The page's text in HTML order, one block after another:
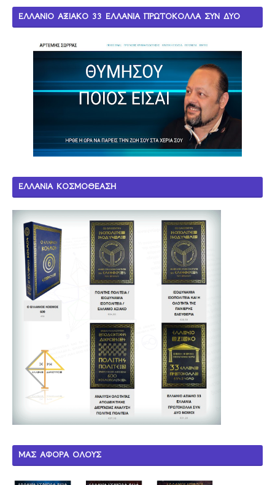
ΕΛΛΑΝΙΟ ΑΞΙΑΚΟ 33 ΕΛΛΑΝΙΑ ΠΡΩΤΟΚΟΛΛΑ ΣΥΝ ΔΥΟ
ΕΛΛΑΝΙΑ ΚΟΣΜΟΘΕΑΣΗ
ΜΑΣ ΑΦΟΡΑ ΟΛΟΥΣ